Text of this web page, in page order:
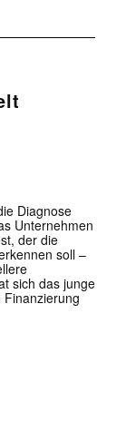
Diagnose
Unternehmen
der die
soll –
sich das junge